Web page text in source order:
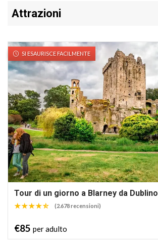
Attrazioni
SI ESAURISCE FACILMENTE
Tour di un giorno a Blarney da Dublino
(2.678 recensioni)
€85 per adulto